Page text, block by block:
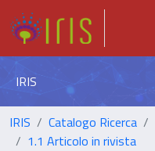
IRIS
IRIS Catalogo Ricerca
1.1 Articolo in rivista